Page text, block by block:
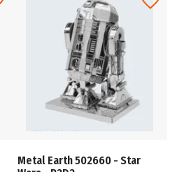
Metal Earth 502660 - Star